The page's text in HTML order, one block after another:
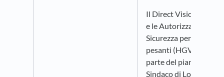
Il Direct Vision
e le Autorizzazioni di
Sicurezza per i mezzi
pesanti (HGVs) sono
parte del piano del
Sindaco di Londra